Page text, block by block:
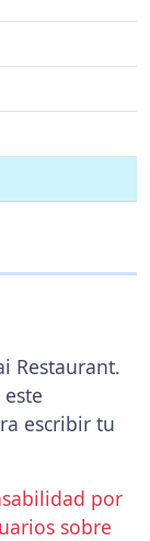
Restaurant.
escribir tu
por
sobre